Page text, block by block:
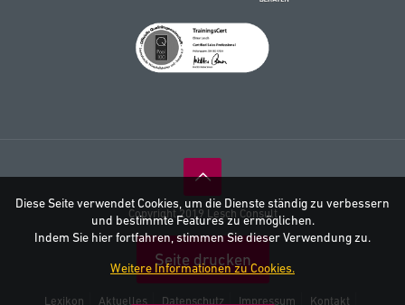
Copyright 2019 Lesch Consult
Seite drucken
Lexikon Aktuelles Datenschutz Impressum Kontakt
Diese Seite verwendet Cookies, um die Dienste ständig zu verbessern
und bestimmte Features zu ermöglichen.
Indem Sie hier fortfahren, stimmen Sie dieser Verwendung zu.
Weitere Informationen zu Cookies.